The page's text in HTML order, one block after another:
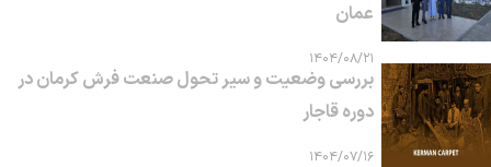
عمان
۱۴۰۴/۰۸/۲۱
بررسی وضعیت و سیر تحول صنعت فرش کرمان در
دوره قاجار
۱۴۰۴/۰۷/۱۶